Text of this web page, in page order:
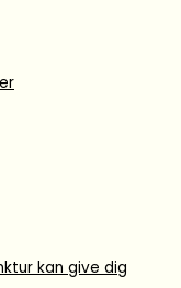
kan give dig